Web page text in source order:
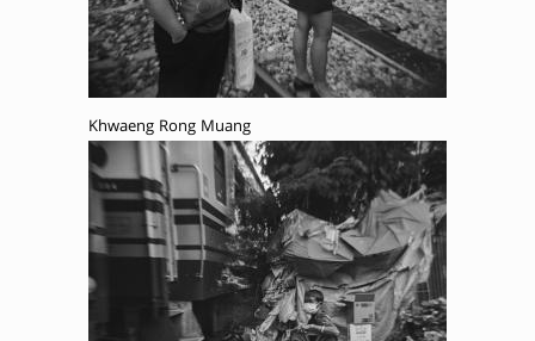
Khwaeng Rong Muang